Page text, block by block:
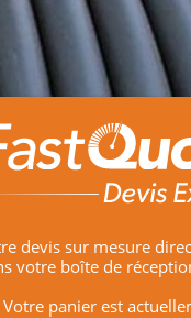
devis sur mesure
votre boîte de
Votre panier est